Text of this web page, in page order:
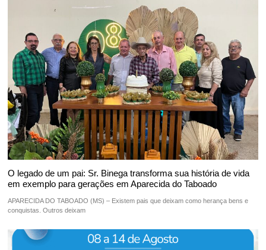
O legado de um pai: Sr. Binega transforma sua história de vida
em exemplo para gerações em Aparecida do Taboado
APARECIDA DO TABOADO (MS) – Existem pais que deixam como herança bens e
conquistas. Outros deixam